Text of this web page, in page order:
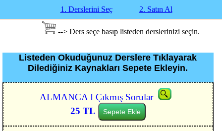
1. Derslerini Seç 2. Satın Al
--> Ders seçe basıp listeden derslerinizi seçin.
Listeden Okuduğunuz Derslere Tıklayarak
Dilediğiniz Kaynakları Sepete Ekleyin.
ALMANCA I Çıkmış Sorular
25 TL
Sepete Ekle